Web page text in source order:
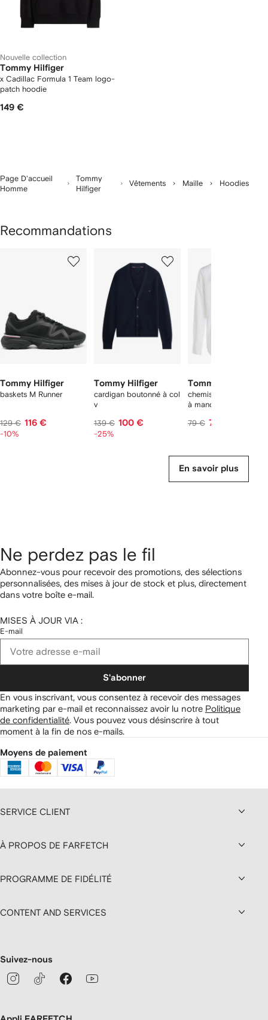
Nouvelle collection
Tommy Hilfiger
x Cadillac Formula 1 Team logo-
patch hoodie
149 €
Page D'accueil
Homme
Tommy
Hilfiger
Vêtements Maille Hoodies
Recommandations
Tommy Hilfiger
baskets M Runner
129 € 116 €
-10%
Tommy Hilfiger
cardigan boutonné à col
v
139 € 100 €
-25%
Tommy Hilfiger
chemise en jean TH
à manches longues
79 € 73 €
En savoir plus
Ne perdez pas le fil
Abonnez-vous pour recevoir des promotions, des sélections
personnalisées, des mises à jour de stock et plus, directement
dans votre boîte e-mail.
MISES À JOUR VIA :
E-mail
S'abonner
En vous inscrivant, vous consentez à recevoir des messages
marketing par e-mail et reconnaissez avoir lu notre Politique
de confidentialité Vous pouvez vous désinscrire à tout
moment à la fin de nos e-mails.
Moyens de paiement
SERVICE CLIENT
À PROPOS DE FARFETCH
PROGRAMME DE FIDÉLITÉ
CONTENT AND SERVICES
Suivez-nous